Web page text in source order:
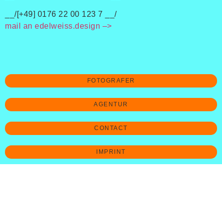
__/[+49] 0176 22 00 123 7 __/
mail an edelweiss.design –>
FOTOGRAFER
AGENTUR
CONTACT
IMPRINT